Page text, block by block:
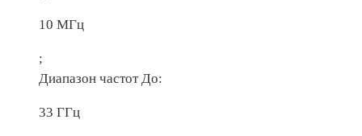
10 МГц
;
Диапазон частот До:
33 ГГц